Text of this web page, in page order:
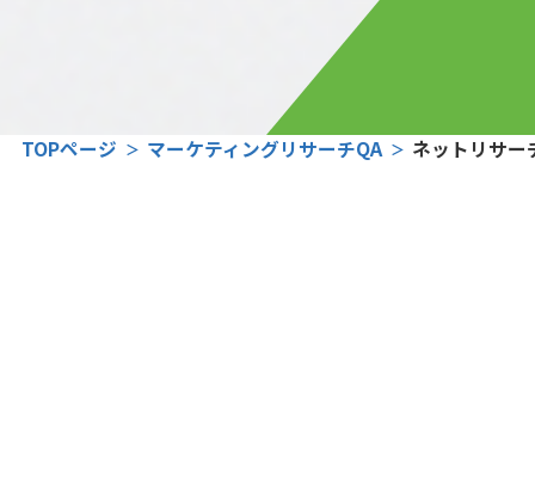
TOPページ マーケティングリサーチQA ネットリサ